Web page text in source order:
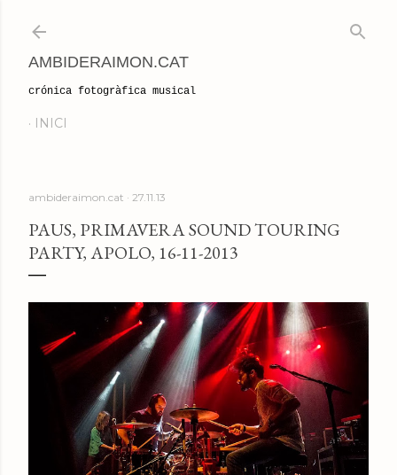
AMBIDERAIMON.CAT
crónica fotogràfica musical
INICI
ambideraimon.cat 27.11.13
PAUS, PRIMAVERA SOUND TOURING
PARTY, APOLO, 16-11-2013